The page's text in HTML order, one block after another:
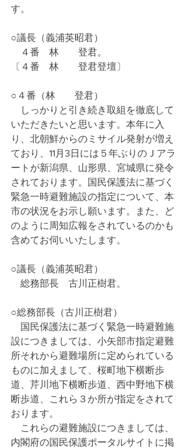
す。
○議長（義浦英昭君）
４番　林　　登君。
〔４番　林　　登君登壇〕
○４番（林　　登君）
しっかりと引き続き取組を徹底して
いただきたいと思います。本年に入
り、北朝鮮からのミサイル発射が増え
ており、11月3日には５年ぶりのＪアラ
ートが新潟県、山形県、宮城県に発令
されております。国民保護法に基づく
緊急一時避難施設の指定について、本
市の状況をお示し願います。また、ど
のように周知広報をされているのかも
含めてお伺いいたします。
○議長（義浦英昭君）
総務部長　古川正樹君。
○総務部長（古川正樹君）
国民保護法に基づく緊急一時避難施
設につきましては、小矢部市指定避難
所それから避難場所に定められている
ものに加えまして、桜町地下横断歩
道、芹川地下横断歩道、西中野地下横
断歩道、これら３か所が指定をされて
おります。
これらの避難施設につきましては、
内閣府の国民保護ポータルサイトに掲